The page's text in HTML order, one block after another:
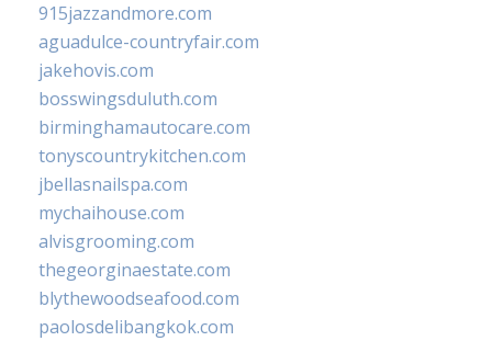
915jazzandmore.com
aguadulce-countryfair.com
jakehovis.com
bosswingsduluth.com
birminghamautocare.com
tonyscountrykitchen.com
jbellasnailspa.com
mychaihouse.com
alvisgrooming.com
thegeorginaestate.com
blythewoodseafood.com
paolosdelibangkok.com